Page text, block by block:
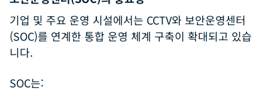
기업 및 주요 운영 시설에서는 CCTV와 보안운영센터
(SOC)를 연계한 통합 운영 체계 구축이 확대되고 있습
니다.
SOC는: